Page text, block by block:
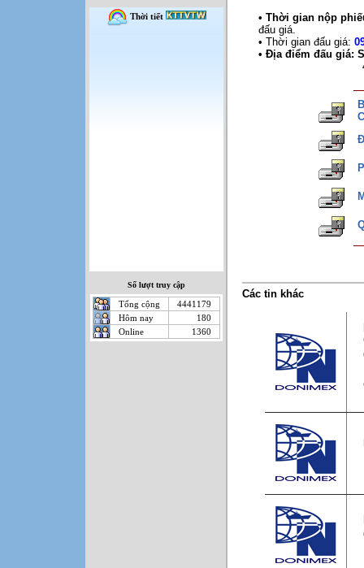
Số lượt truy cập
Tổng cộng
4441179
Hôm nay
180
Online
1360
• Thời gian nộp
đấu giá.
• Thời gian đấu giá:
• Địa điểm đấu giá:
Các tin khác